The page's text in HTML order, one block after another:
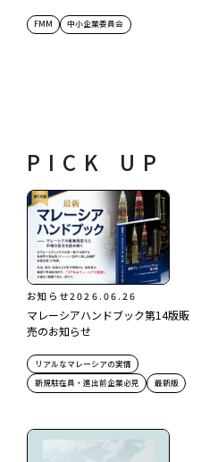
FMM 中小企業委員会
PICK UP
お知らせ2026.06.26
マレーシアハンドブック第14版販
売のお知らせ
リアルなマレーシアの実情
新規駐在員・進出前企業必見
最新版